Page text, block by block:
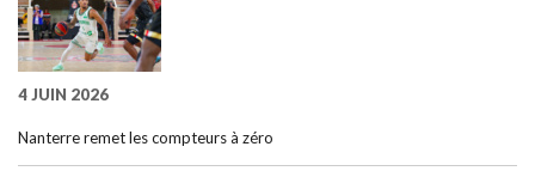
4 JUIN 2026
Nanterre remet les compteurs à zéro